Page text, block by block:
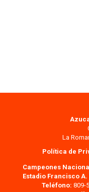
La
Política de
Campeones
Estadio Francisco
Teléfono: 809-